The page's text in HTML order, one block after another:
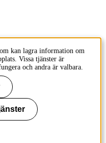
kan lagra information om
Vissa tjänster är
och andra är valbara.